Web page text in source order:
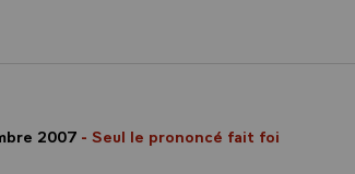
2007 - Seul le prononcé fait foi